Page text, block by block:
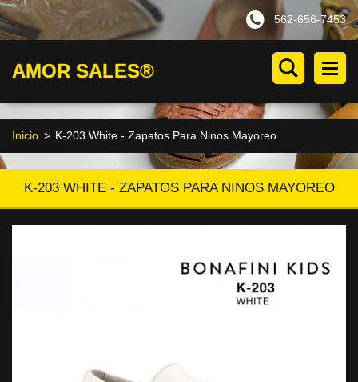
562-656-7453
AMOR SALES®
Inicio > K-203 White - Zapatos Para Ninos Mayoreo
K-203 WHITE - ZAPATOS PARA NINOS MAYOREO